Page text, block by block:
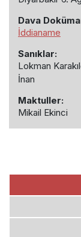
Dava
İddianame
Sanıklar:
Lokman
İnan
Maktuller:
Mikail Ekinci